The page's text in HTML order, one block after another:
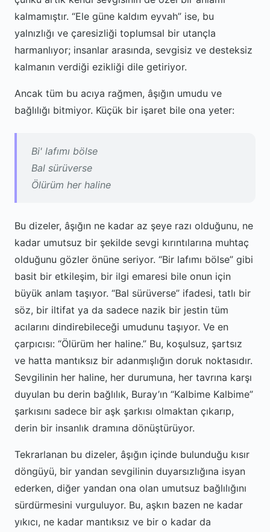
kalmamıştır. “Ele güne kaldım eyvah” ise, bu
yalnızlığı ve çaresizliği toplumsal bir utançla
harmanlıyor; insanlar arasında, sevgisiz ve desteksiz
kalmanın verdiği ezikliği dile getiriyor.
Ancak tüm bu acıya rağmen, âşığın umudu ve
bağlılığı bitmiyor. Küçük bir işaret bile ona yeter:
Bi' lafımı bölse
Bal sürüverse
Ölürüm her haline
Bu dizeler, âşığın ne kadar az şeye razı olduğunu, ne
kadar umutsuz bir şekilde sevgi kırıntılarına muhtaç
olduğunu gözler önüne seriyor. “Bir lafımı bölse” gibi
basit bir etkileşim, bir ilgi emaresi bile onun için
büyük anlam taşıyor. “Bal sürüverse” ifadesi, tatlı bir
söz, bir iltifat ya da sadece nazik bir jestin tüm
acılarını dindirebileceği umudunu taşıyor. Ve en
çarpıcısı: “Ölürüm her haline.” Bu, koşulsuz, şartsız
ve hatta mantıksız bir adanmışlığın doruk noktasıdır.
Sevgilinin her haline, her durumuna, her tavrına karşı
duyulan bu derin bağlılık, Buray’ın “Kalbime Kalbime”
şarkısını sadece bir aşk şarkısı olmaktan çıkarıp,
derin bir insanlık dramına dönüştürüyor.
Tekrarlanan bu dizeler, âşığın içinde bulunduğu kısır
döngüyü, bir yandan sevgilinin duyarsızlığına isyan
ederken, diğer yandan ona olan umutsuz bağlılığını
sürdürmesini vurguluyor. Bu, aşkın bazen ne kadar
yıkıcı, ne kadar mantıksız ve bir o kadar da